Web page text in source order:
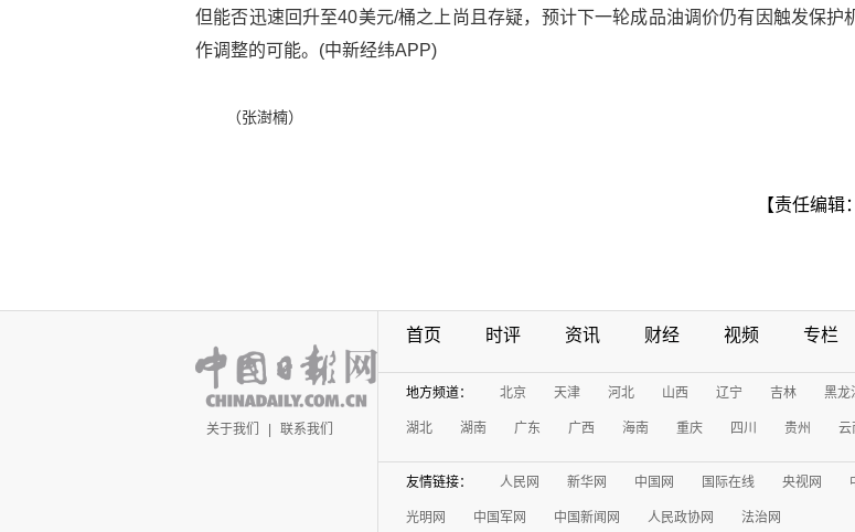
但能否迅速回升至40美元/桶之上尚且存疑，预计下一轮成品油调价仍有因触发保护
作调整的可能。(中新经纬APP)
（张澍楠）
【责任编辑
关于我们 | 联系我们
首页 时评 资讯 财经 视频 专栏
地方频道： 北京 天津 河北 山西 辽宁 吉林 黑龙
湖北 湖南 广东 广西 海南 重庆 四川 贵州 云
友情链接： 人民网 新华网 中国网 国际在线 央视网
光明网 中国军网 中国新闻网 人民政协网 法治网